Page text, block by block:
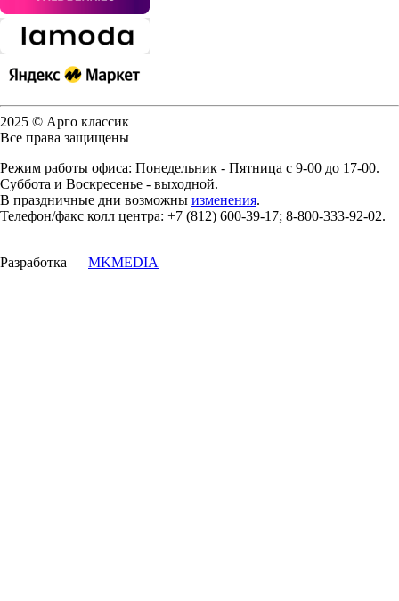
2025 © Арго классик
Все права защищены
Режим работы офиса: Понедельник - Пятница с 9-00 до 17-00.
Суббота и Воскресенье - выходной.
В праздничные дни возможны изменения.
Телефон/факс колл центра: +7 (812) 600-39-17; 8-800-333-92-02.
Разработка — MKMEDIA